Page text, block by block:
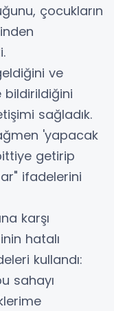
çocukların
ve
bildirildiğini
sağladık.
'yapacak
getirip
ifadelerini
karşı
hatalı
kullandı:
sahayı